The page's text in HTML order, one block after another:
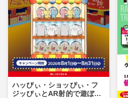
ハッぴぃ・ショッぴぃ・フ
ジッぴぃとAR射的で遊ぼ